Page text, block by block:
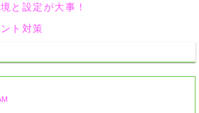
と設定が大事！
ト対策